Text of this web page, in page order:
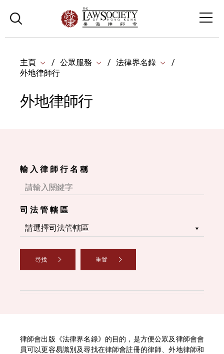
主頁 公眾服務
法律界名錄
外地律師行
外地律師行
輸 入 律 師 行 名 稱
司 法 管 轄 區
尋找 重置
律師會出版《法律界名錄》的目的，是方便公眾及律師會會
員可以更容易識別及尋找在律師會註冊的律師、外地律師和